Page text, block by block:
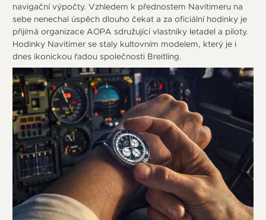
navigační výpočty. Vzhledem k přednostem Navitimeru na
sebe nenechal úspěch dlouho čekat a za oficiální hodinky je
přijímá organizace AOPA sdružující vlastníky letadel a piloty.
Hodinky Navitimer se staly kultovním modelem, který je i
dnes ikonickou řadou společnosti Breitling.